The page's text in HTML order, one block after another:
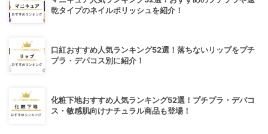
乾タイプのネイルポリッシュを紹介！
口紅おすすめ人気ランキング52選！落ちないリップをプチ
プラ・デパコス別に紹介！
化粧下地おすすめ人気ランキング52選！プチプラ・デパコ
ス・敏感肌向けナチュラル商品も登場！